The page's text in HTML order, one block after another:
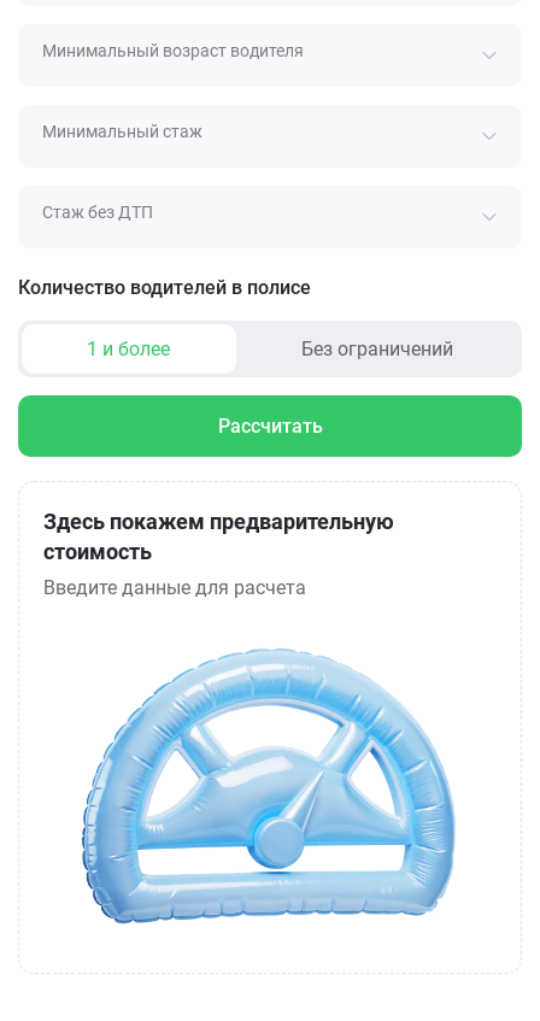
Минимальный возраст водителя
Минимальный стаж
Стаж без ДТП
Количество водителей в полисе
1 и более Без ограничений
Рассчитать
Здесь покажем предварительную
стоимость
Введите данные для расчета